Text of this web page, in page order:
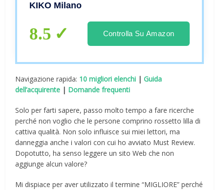
KIKO Milano
8.5 Controlla Su Amazon
Navigazione rapida: 10 migliori elenchi |Guida
dell’acquirente | Domande frequenti
Solo per farti sapere, passo molto tempo a fare ricerche
perché non voglio che le persone comprino rossetto lilla di
cattiva qualità. Non solo influisce sui miei lettori, ma
danneggia anche i valori con cui ho avviato Must Review.
Dopotutto, ha senso leggere un sito Web che non
aggiunge alcun valore?
Mi dispiace per aver utilizzato il termine “MIGLIORE” perché